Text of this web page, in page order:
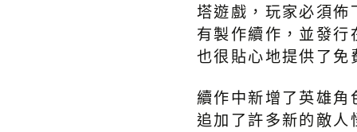
塔遊戲，玩家必須
有製作續作，並發
也很貼心地提供了
續作中新增了英雄
追加了許多新的敵